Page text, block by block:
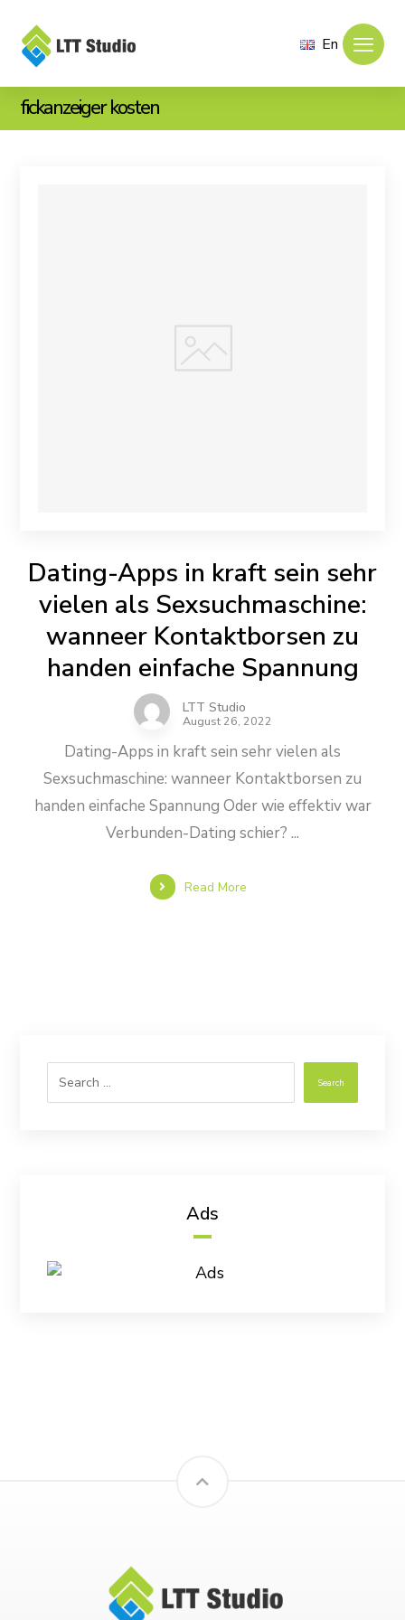
En
fickanzeiger kosten
Dating-Apps in kraft sein sehr
vielen als Sexsuchmaschine:
wanneer Kontaktborsen zu
handen einfache Spannung
LTT Studio
August 26, 2022
Dating-Apps in kraft sein sehr vielen als
Sexsuchmaschine: wanneer Kontaktborsen zu
handen einfache Spannung Oder wie effektiv war
Verbunden-Dating schier? ...
Read More
Search
Ads